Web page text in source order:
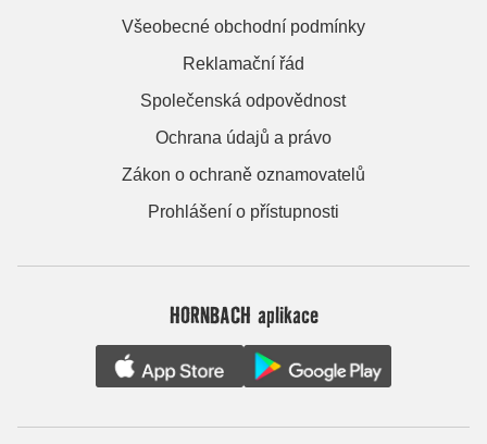
Všeobecné obchodní podmínky
Reklamační řád
Společenská odpovědnost
Ochrana údajů a právo
Zákon o ochraně oznamovatelů
Prohlášení o přístupnosti
HORNBACH aplikace